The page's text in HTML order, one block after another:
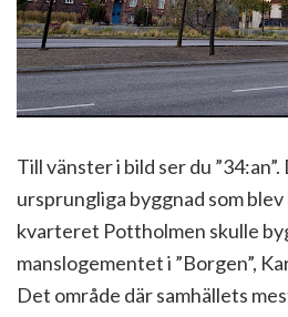
Till vänster i bild ser du
ursprungliga byggnad som
kvarteret Pottholmen skulle
manslogementet i ”Borgen”,
Det område där samhällets